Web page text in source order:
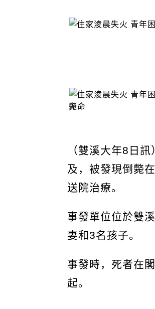
（雙溪大年8日
及，被發現倒斃
送院治療。
事發單位位於雙
妻和3名孩子。
事發時，死者在
起。